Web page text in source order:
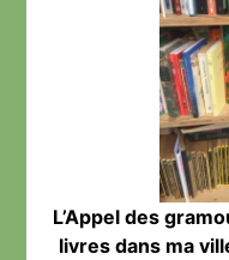
L’Appel des
livres dans ma